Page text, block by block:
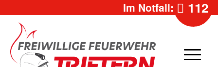
Im Notfall: 112